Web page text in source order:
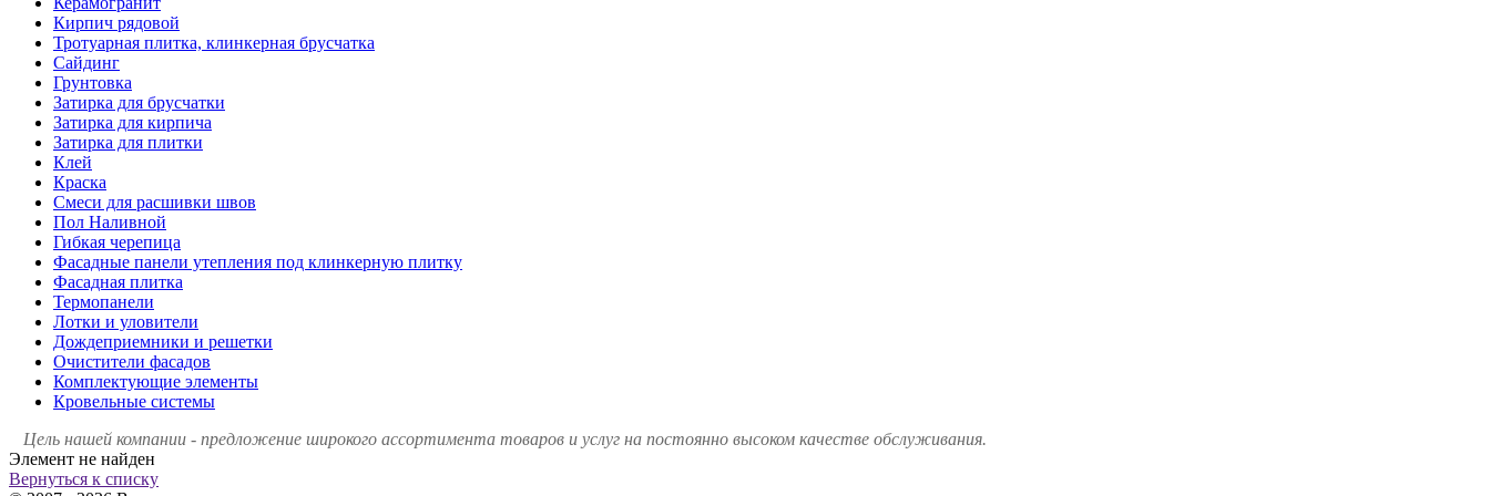
Кирпич рядовой
Тротуарная плитка, клинкерная брусчатка
Сайдинг
Грунтовка
Затирка для брусчатки
Затирка для кирпича
Затирка для плитки
Клей
Краска
Смеси для расшивки швов
Пол Наливной
Гибкая черепица
Фасадные панели утепления под клинкерную плитку
Фасадная плитка
Термопанели
Лотки и уловители
Дождеприемники и решетки
Очистители фасадов
Комплектующие элементы
Кровельные системы
Цель нашей компании - предложение широкого ассортимента товаров и услуг на постоянно высоком качестве обслуживания.
Элемент не найден
Вернуться к списку